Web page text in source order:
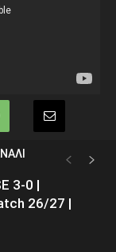
3-0 |
26/27 |